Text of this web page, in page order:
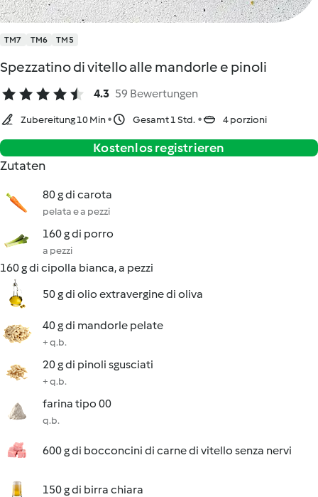
TM7 TM6 TM5
Spezzatino di vitello alle mandorle e pinoli
4.3 59 Bewertungen
Zubereitung 10 Min Gesamt 1 Std. 4 porzioni
Kostenlos registrieren
Zutaten
80 g di carota
pelata e a pezzi
160 g di porro
a pezzi
160 g di cipolla bianca, a pezzi
50 g di olio extravergine di oliva
40 g di mandorle pelate
+ q.b.
20 g di pinoli sgusciati
+ q.b.
farina tipo 00
q.b.
600 g di bocconcini di carne di vitello senza nervi
150 g di birra chiara